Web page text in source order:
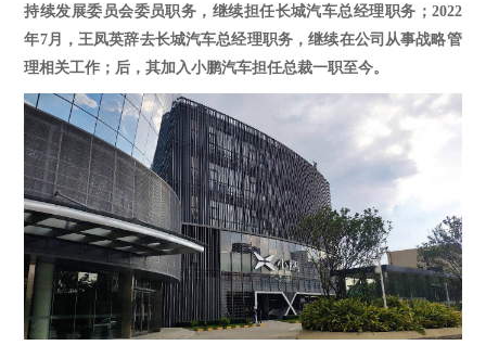
持续发展委员会委员职务，继续担任长城汽车总经理职务；2022
年7月，王凤英辞去长城汽车总经理职务，继续在公司从事战略管
理相关工作； 后，其加入小鹏汽车担任总裁一职至今。